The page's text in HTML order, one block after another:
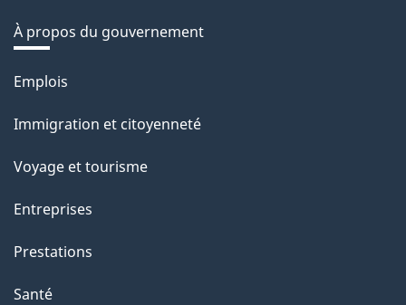
À propos du gouvernement
Thèmes
sujets
Emplois
Immigration et citoyenneté
Voyage et tourisme
Entreprises
Prestations
Santé